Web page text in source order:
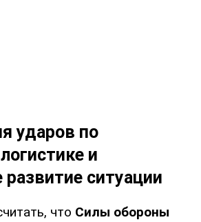
ударов по
и
ситуации
что Силы обороны